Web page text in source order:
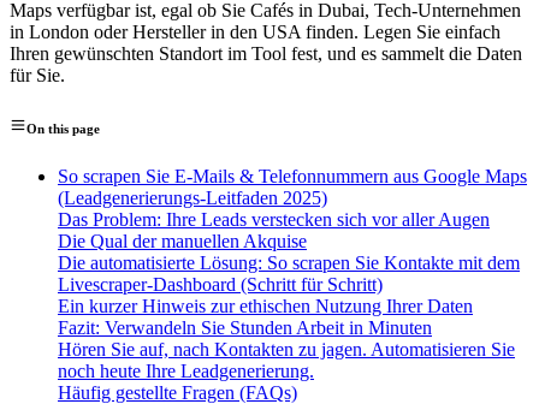
Maps verfügbar ist, egal ob Sie Cafés in Dubai, Tech-Unternehmen
in London oder Hersteller in den USA finden. Legen Sie einfach
Ihren gewünschten Standort im Tool fest, und es sammelt die Daten
für Sie.
On this page
So scrapen Sie E-Mails & Telefonnummern aus Google Maps
(Leadgenerierungs-Leitfaden 2025)
Das Problem: Ihre Leads verstecken sich vor aller Augen
Die Qual der manuellen Akquise
Die automatisierte Lösung: So scrapen Sie Kontakte mit dem
Livescraper-Dashboard (Schritt für Schritt)
Ein kurzer Hinweis zur ethischen Nutzung Ihrer Daten
Fazit: Verwandeln Sie Stunden Arbeit in Minuten
Hören Sie auf, nach Kontakten zu jagen. Automatisieren Sie
noch heute Ihre Leadgenerierung.
Häufig gestellte Fragen (FAQs)